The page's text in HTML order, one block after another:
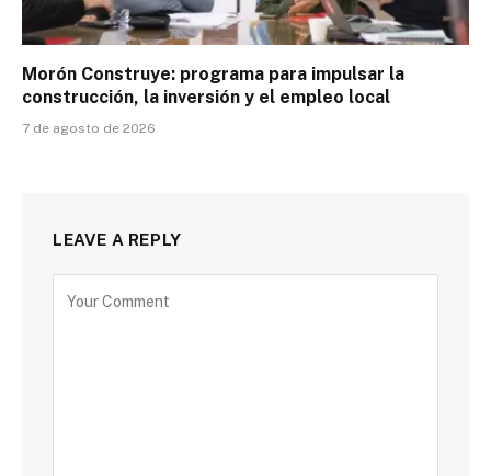
Morón Construye: programa para impulsar la
construcción, la inversión y el empleo local
7 de agosto de 2026
LEAVE A REPLY